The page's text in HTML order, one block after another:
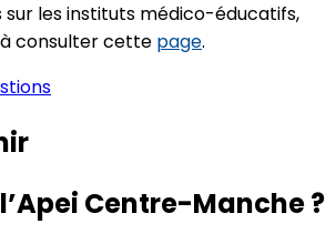
sur les instituts médico-éducatifs,
consulter cette page.
Centre-Manche ?